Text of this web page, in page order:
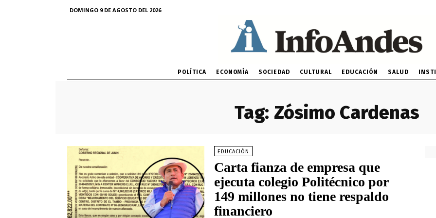
DOMINGO 9 DE AGOSTO DEL 2026
POLÍTICA ECONOMÍA SOCIEDAD CULTURAL EDUCACIÓN SALUD
Tag: Zósimo Cardenas
EDUCACIÓN
Carta fianza de empresa que
ejecuta colegio Politécnico por
149 millones no tiene respaldo
financiero